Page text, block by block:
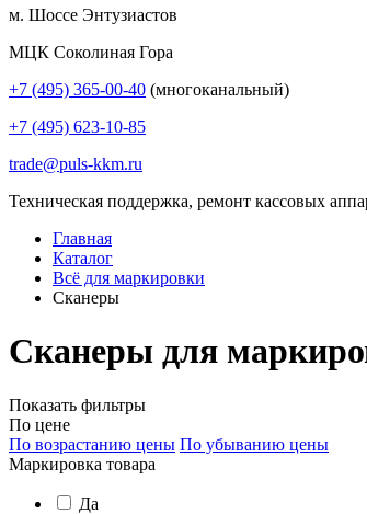
м. Шоссе Энтузиастов
МЦК Соколиная Гора
+7 (495) 365-00-40 (многоканальный)
+7 (495) 623-10-85
trade@puls-kkm.ru
Техническая поддержка, ремонт кассовых
Главная
Каталог
Всё для маркировки
Сканеры
Сканеры для
Показать фильтры
По цене
По возрастанию цены По убыванию цены
Маркировка товара
Да